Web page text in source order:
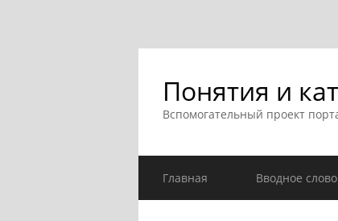
Понятия и
Вспомогательный проект
Главная Вводное слово